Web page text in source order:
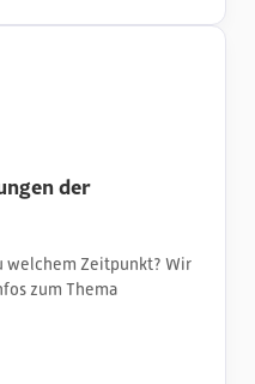
der
welchem Zeitpunkt? Wir
zum Thema